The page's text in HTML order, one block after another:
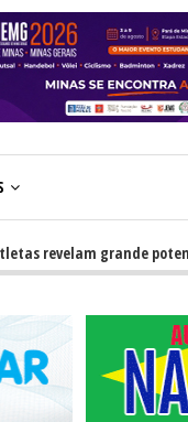
revelam grande potencial